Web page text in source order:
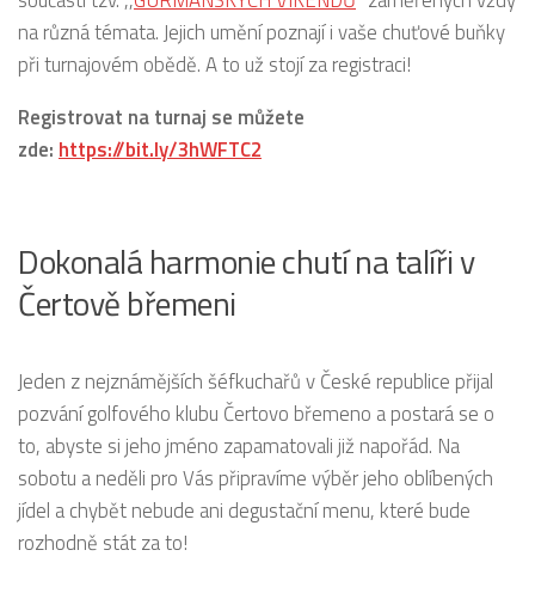
na různá témata. Jejich umění poznají i vaše chuťové buňky
při turnajovém obědě. A to už stojí za registraci!
Registrovat na turnaj se můžete
zde: https://bit.ly/3hWFTC2
Dokonalá harmonie chutí na talíři v
Čertově břemeni
Jeden z nejznámějších šéfkuchařů v České republice přijal
pozvání golfového klubu Čertovo břemeno a postará se o
to, abyste si jeho jméno zapamatovali již napořád. Na
sobotu a neděli pro Vás připravíme výběr jeho oblíbených
jídel a chybět nebude ani degustační menu, které bude
rozhodně stát za to!